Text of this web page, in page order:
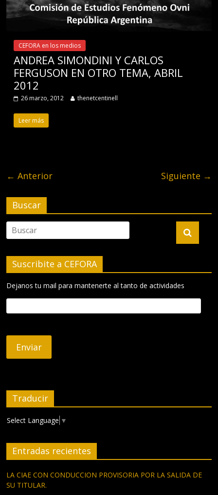
CEFORA en los medios
ANDREA SIMONDINI Y CARLOS
FERGUSON EN OTRO TEMA, ABRIL
2012
26 marzo, 2012 thenetcentinell
Leer más
← Anterior Siguiente →
Buscar
Suscribite a CEFORA
Dejanos tu mail para mantenerte al tanto de actividades
Traducir
Select Language ▼
Entradas recientes
LA CIAE CON CONDUCCION PROVISORIA POR LA SALIDA DE
SU TITULAR.